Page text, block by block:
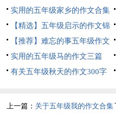
篇实用的五年级家乡的作文合集
6篇【精选】五年级启示的作文锦
集八篇
【推荐】难忘的事五年级作文
汇总九篇
实用的五年级马的作文三篇
有关五年级秋天的作文300字
上一篇： 关于五年级我的作文合集